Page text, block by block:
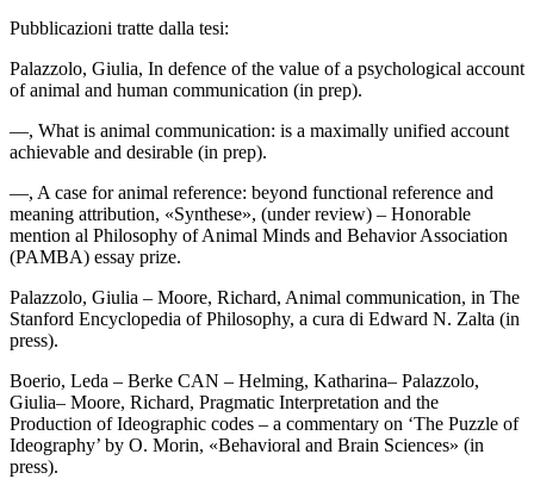
Pubblicazioni tratte dalla tesi:
Palazzolo, Giulia, In defence of the value of a psychological account
of animal and human communication (in prep).
—, What is animal communication: is a maximally unified account
achievable and desirable (in prep).
—, A case for animal reference: beyond functional reference and
meaning attribution, «Synthese», (under review) – Honorable
mention al Philosophy of Animal Minds and Behavior Association
(PAMBA) essay prize.
Palazzolo, Giulia – Moore, Richard, Animal communication, in The
Stanford Encyclopedia of Philosophy, a cura di Edward N. Zalta (in
press).
Boerio, Leda – Berke CAN – Helming, Katharina– Palazzolo,
Giulia– Moore, Richard, Pragmatic Interpretation and the
Production of Ideographic codes – a commentary on ‘The Puzzle of
Ideography’ by O. Morin, «Behavioral and Brain Sciences» (in
press).